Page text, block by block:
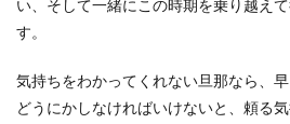
い、そして一緒にこの時期を乗り越え
す。
気持ちをわかってくれない旦那なら、
どうにかしなければいけないと、頼る